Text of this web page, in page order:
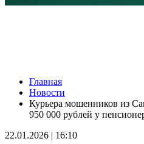
Пенсионерка из
рублей из-за аферистов
09.08.2026 | 16:40
Вернут деньги: мошенники
09.08.2026 | 16:38
Главная
Новости
Курьера мошенников из
950 000 рублей у
22.01.2026 | 16:10